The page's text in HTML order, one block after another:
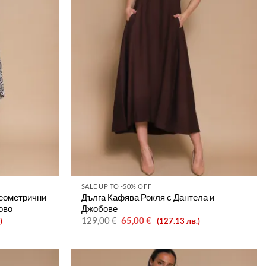
SALE UP TO -50% OFF
Дълга Кафява Рокля с Дантела и
Джобове
129,00€ Original
price
65,00€Текущата
цена
(127.13 лв.)